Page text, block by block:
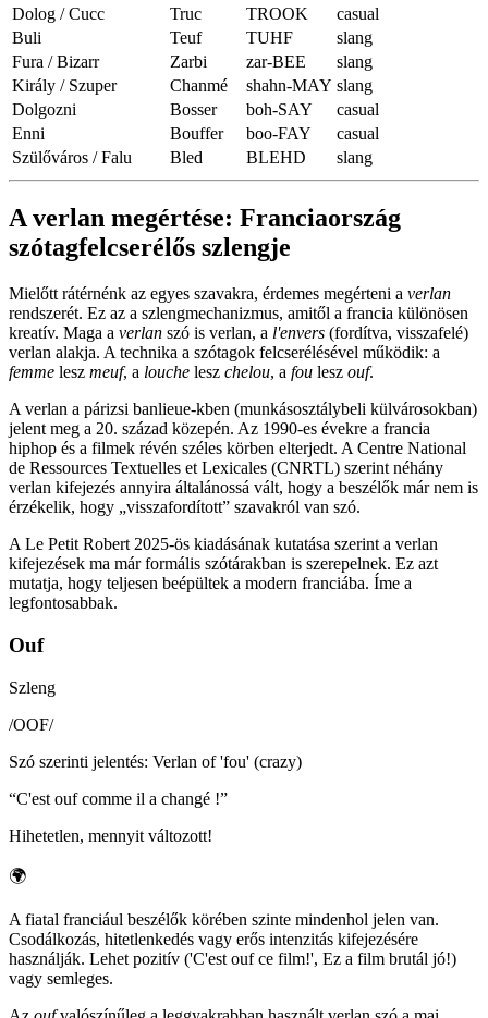
Dolog / Cucc
Truc TROOK
casual
Buli
Teuf TUHF
slang
Fura / Bizarr
Zarbi zar-BEE
slang
Király / Szuper
Chanmé shahn-MAY slang
Dolgozni
Bosser boh-SAY
casual
Enni
Bouffer boo-FAY
casual
Szülőváros / Falu
Bled BLEHD slang
A verlan megértése: Franciaország
szótagfelcserélős szlengje
Mielőtt rátérnénk az egyes szavakra, érdemes megérteni a verlan
rendszerét. Ez az a szlengmechanizmus, amitől a francia különösen
kreatív. Maga a verlan szó is verlan, a l'envers (fordítva, visszafelé)
verlan alakja. A technika a szótagok felcserélésével működik: a
femme lesz meuf, a louche lesz chelou, a fou lesz ouf.
A verlan a párizsi banlieue-kben (munkásosztálybeli külvárosokban)
jelent meg a 20. század közepén. Az 1990-es évekre a francia
hiphop és a filmek révén széles körben elterjedt. A Centre National
de Ressources Textuelles et Lexicales (CNRTL) szerint néhány
verlan kifejezés annyira általánossá vált, hogy a beszélők már nem is
érzékelik, hogy „visszafordított” szavakról van szó.
A Le Petit Robert 2025-ös kiadásának kutatása szerint a verlan
kifejezések ma már formális szótárakban is szerepelnek. Ez azt
mutatja, hogy teljesen beépültek a modern franciába. Íme a
legfontosabbak.
Ouf
Szleng
/OOF/
Szó szerinti jelentés: Verlan of 'fou' (crazy)
“C'est ouf comme il a changé !”
Hihetetlen, mennyit változott!
🌍
A fiatal franciául beszélők körében szinte mindenhol jelen van.
Csodálkozás, hitetlenkedés vagy erős intenzitás kifejezésére
használják. Lehet pozitív ('C'est ouf ce film!', Ez a film brutál jó!)
vagy semleges.